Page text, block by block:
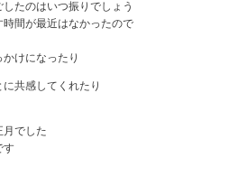
たのはいつ振りでしょう
間が最近はなかったので
けになったり
共感してくれたり
月でした
す